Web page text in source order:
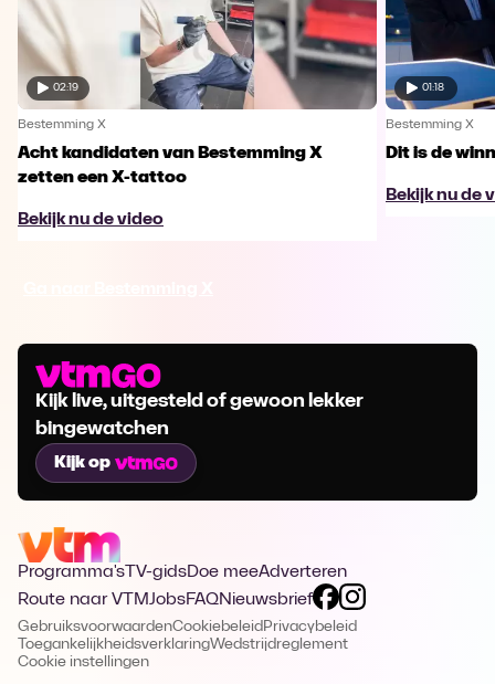
02:19
Bestemming X
Acht kandidaten van Bestemming X
zetten een X-tattoo
Bekijk nu de video
01:18
Bestemming X
Dit is de
Bekijk nu de
Kijk live, uitgesteld of gewoon lekker
bingewatchen
Kijk op
Programma's TV-gidsDoe meeAdverteren
Route naar VTMJobsFAQNieuwsbrief
GebruiksvoorwaardenCookiebeleid Privacybeleid
ToegankelijkheidsverklaringWedstrijdreglement
Cookie instellingen